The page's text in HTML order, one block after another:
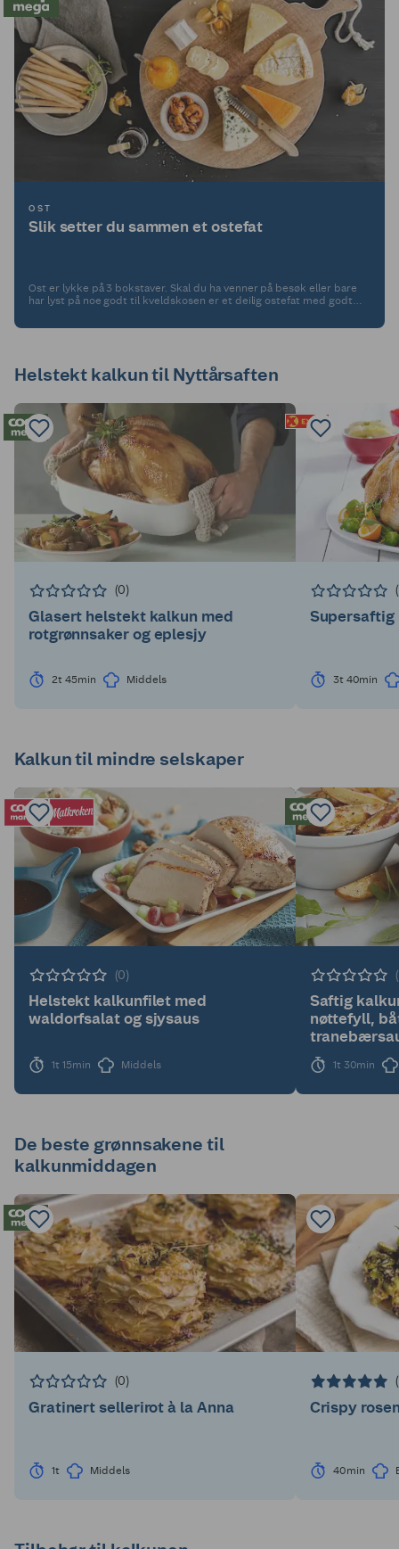
OST
Slik setter du sammen et ostefat
Ost er lykke på 3 bokstaver. Skal du ha venner på besøk eller bare
har lyst på noe godt til kveldskosen er et deilig ostefat med godt
Helstekt kalkun til Nyttårsaften
(0)
Glasert helstekt kalkun med
rotgrønnsaker og eplesjy
2t 45min Middels 3t 40min
Kalkun til mindre selskaper
(0)
Helstekt kalkunfilet med
waldorfsalat og sjysaus
1t 15min Middels
Saftig
nøttefyll,
1t 30min
De beste grønnsakene til
kalkunmiddagen
(0)
Gratinert sellerirot à la Anna
1t Middels
Crispy
40min